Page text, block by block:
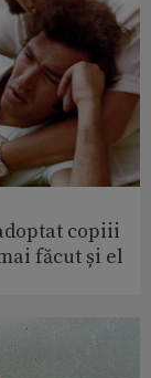
copiii
făcut și el